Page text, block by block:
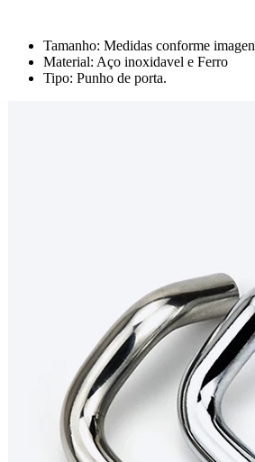
Tamanho: Medidas conforme imagen
Material: Aço inoxidavel e Ferro
Tipo: Punho de porta.